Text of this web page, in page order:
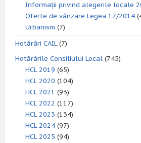
Informații privind alegerile locale
Oferte de vânzare Legea 17/2014
Urbanism (7)
Hotărâri CAIL(7)
Hotărârile Consiliului Local (745)
HCL 2019 (65)
HCL 2020 (104)
HCL 2021 (93)
HCL 2022 (117)
HCL 2023 (134)
HCL 2024 (97)
HCL 2025 (94)